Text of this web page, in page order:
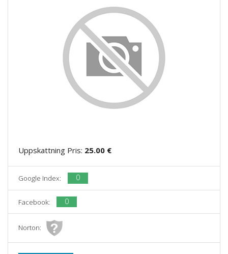
Uppskattning Pris: 25.00 €
Google Index: 0
Facebook: 0
Norton: